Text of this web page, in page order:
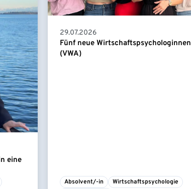
eine
29.07.2026
Fünf neue Wirtschaftspsychologinnen
(VWA)
Absolvent/-in
Wirtschaftspsychologie